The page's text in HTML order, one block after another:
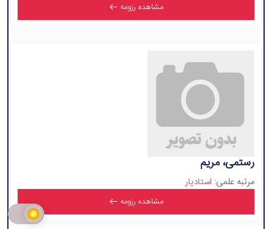
مشاهده رزومه
رستمی، مریم
مرتبه علمی: استادیار
مشاهده رزومه